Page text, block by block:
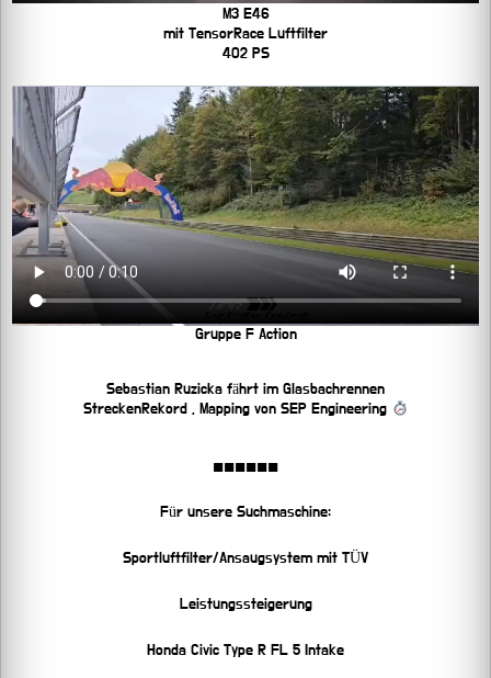
M3 E46
mit TensorRace Luftfilter
402 PS
Gruppe F Action
Sebastian Ruzicka fährt im Glasbachrennen
StreckenRekord , Mapping von SEP Engineering
■■■■■■
Für unsere Suchmaschine:
Sportluftfilter/Ansaugsystem mit TÜV
Leistungssteigerung
Honda Civic Type R FL 5 Intake